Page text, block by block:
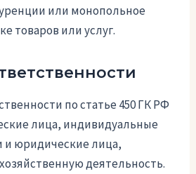
или монопольное
товаров или услуг.
по статье 450 ГК РФ
лица, индивидуальные
юридические лица,
деятельность.